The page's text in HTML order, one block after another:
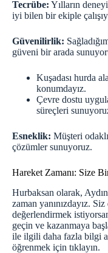
Tecrübe: Yılların
iyi bilen bir ekiple
Güvenilirlik:
güveni bir arada
Kuşadası hurda
konumdayız.
Çevre dostu
süreçleri
Esneklik: Müşteri
çözümler sunuyoruz.
Hareket Zamanı: Size
Hurbaksan olarak,
zaman yanınızdayız.
değerlendirmek
geçin ve kazanmaya
ile ilgili daha fazla bilgi
öğrenmek için tıklayın.